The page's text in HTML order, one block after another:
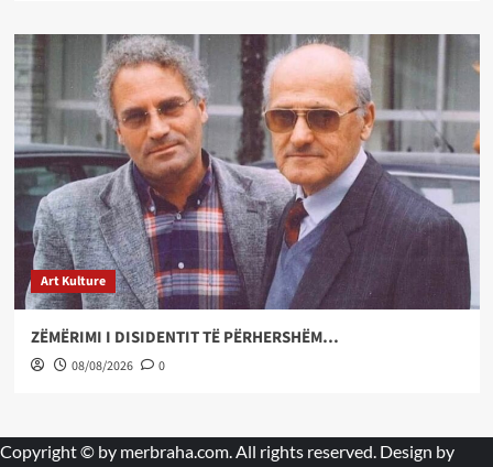
Art Kulture
ZËMËRIMI I DISIDENTIT TË PËRHERSHËM…
08/08/2026 0
Copyright © by merbraha.com. All rights reserved. Design by